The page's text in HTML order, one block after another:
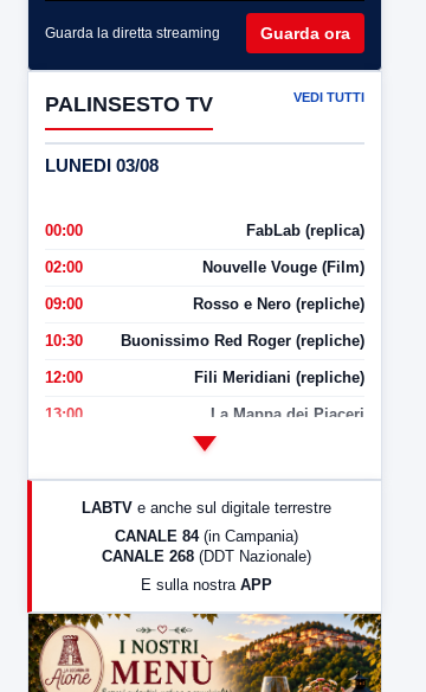
Guarda la diretta streaming Guarda ora
PALINSESTO TV VEDI TUTTI
LUNEDI 03/08
00:00 FabLab (replica)
02:00 Nouvelle Vouge (Film)
09:00 Rosso e Nero (repliche)
10:30 Buonissimo Red Roger (repliche)
12:00 Fili Meridiani (repliche)
13:00 La Mappa dei Piaceri
LabNews (Diretta)
23:00 LabNews (replica)
LABTV e anche sul digitale terrestre
CANALE 84 (in Campania)
CANALE 268 (DDT Nazionale)
E sulla nostra APP